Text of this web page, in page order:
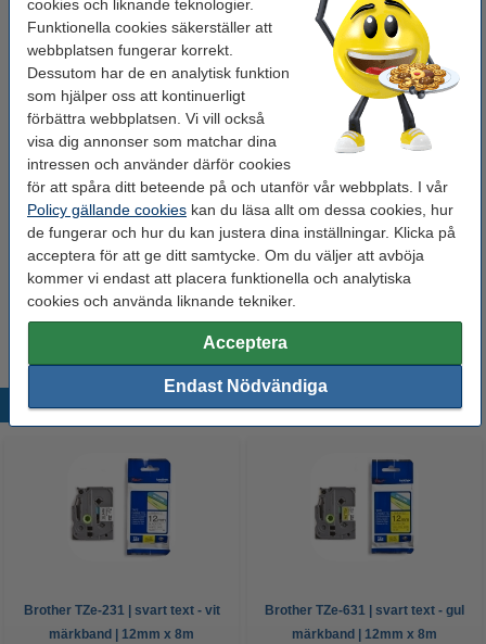
cookies och liknande teknologier.
Funktionella cookies säkerställer att
webbplatsen fungerar korrekt.
Dessutom har de en analytisk funktion
som hjälper oss att kontinuerligt
förbättra webbplatsen. Vi vill också
visa dig annonser som matchar dina
intressen och använder därför cookies
för att spåra ditt beteende på och utanför vår webbplats. I vår
Policy gällande cookies kan du läsa allt om dessa cookies, hur
de fungerar och hur du kan justera dina inställningar. Klicka på
acceptera för att ge ditt samtycke. Om du väljer att avböja
kommer vi endast att placera funktionella och analytiska
cookies och använda liknande tekniker.
Acceptera
Endast Nödvändiga
Beställ nu så skickar vi idag!
95 kr
Behöver du fler?
Köp5stför endast
425 kr
Tips: Beställ multipack!
Varumärket 123ink ersätter Brother TZe-
231+TZe-131+TZe-631 | svart text -
vit/transparent/gul märkband | 12mm x 8m | 3st
225 kr
Populära produkter
Brother TZe-231 | svart text - vit
märkband | 12mm x 8m
Brother TZe-631 | svart text - gul
märkband | 12mm x 8m